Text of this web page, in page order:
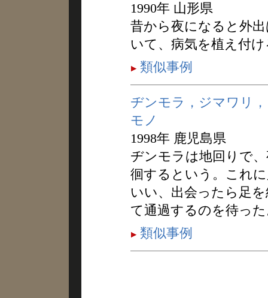
1990年 山形県
昔から夜になると外
いて、病気を植え付
類似事例
ヂンモラ，ジマワリ
モノ
1998年 鹿児島県
ヂンモラは地回りで
徊するという。これ
いい、出会ったら足
て通過するのを待っ
類似事例